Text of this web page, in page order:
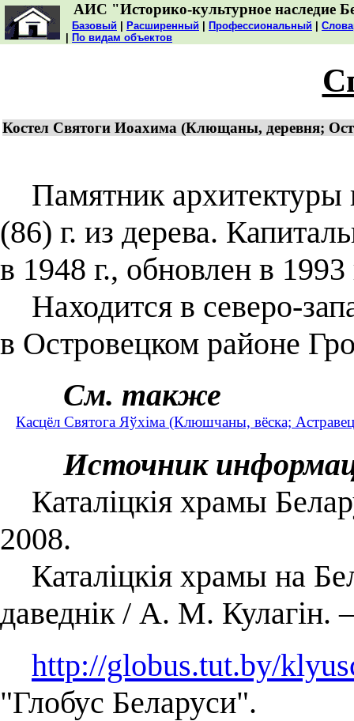
АИС "Историко-культурное наследие
Базовый Расширенный Профессиональный
По видам объектов
Костел Святоги Иоахима (Клющаны, деревня;
Памятник архитектуры
(86) г. из дерева.
в 1948 г., обновлен в 1993
Находится в северо-
в Островецком районе
См. также
Касцёл Святога Яўхіма (Клюшчаны, вёска;
Источник
Каталіцкія храмы
2008.
Каталіцкія храмы на
даведнік / А. М.
http://globus.tut.by/
"Глобус Беларуси".